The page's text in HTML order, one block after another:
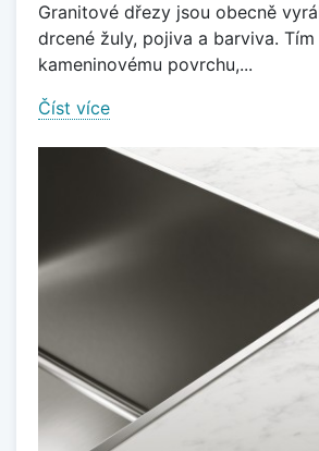
Granitové dřezy jsou obecně
drcené žuly, pojiva a barviva. Tím
kameninovému povrchu,...
Číst více